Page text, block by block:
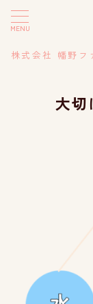
MENU
株式会社 幡野フ
大切